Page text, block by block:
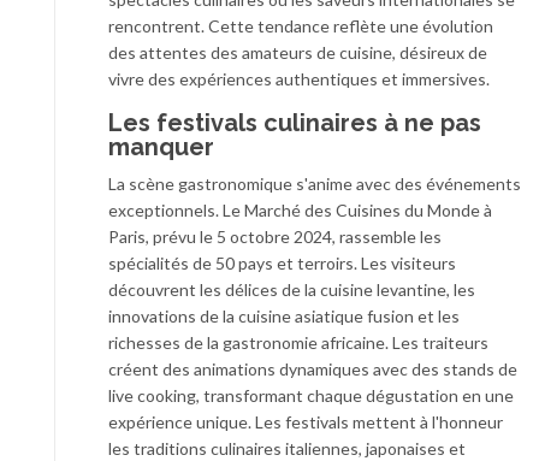
rencontrent. Cette tendance reflète une évolution
des attentes des amateurs de cuisine, désireux de
vivre des expériences authentiques et immersives.
Les festivals culinaires à ne pas
manquer
La scène gastronomique s'anime avec des événements
exceptionnels. Le Marché des Cuisines du Monde à
Paris, prévu le 5 octobre 2024, rassemble les
spécialités de 50 pays et terroirs. Les visiteurs
découvrent les délices de la cuisine levantine, les
innovations de la cuisine asiatique fusion et les
richesses de la gastronomie africaine. Les traiteurs
créent des animations dynamiques avec des stands de
live cooking, transformant chaque dégustation en une
expérience unique. Les festivals mettent à l'honneur
les traditions culinaires italiennes, japonaises et